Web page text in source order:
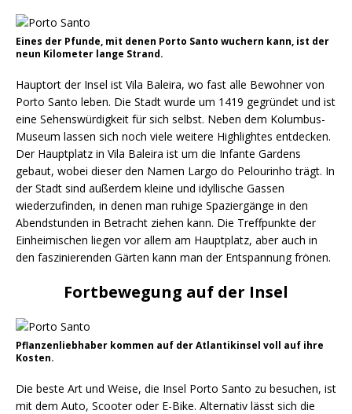
Eines der Pfunde, mit denen Porto Santo wuchern kann, ist der
neun Kilometer lange Strand.
Hauptort der Insel ist Vila Baleira, wo fast alle Bewohner von
Porto Santo leben. Die Stadt wurde um 1419 gegründet und ist
eine Sehenswürdigkeit für sich selbst. Neben dem Kolumbus-
Museum lassen sich noch viele weitere Highlightes entdecken.
Der Hauptplatz in Vila Baleira ist um die Infante Gardens
gebaut, wobei dieser den Namen Largo do Pelourinho trägt. In
der Stadt sind außerdem kleine und idyllische Gassen
wiederzufinden, in denen man ruhige Spaziergänge in den
Abendstunden in Betracht ziehen kann. Die Treffpunkte der
Einheimischen liegen vor allem am Hauptplatz, aber auch in
den faszinierenden Gärten kann man der Entspannung frönen.
Fortbewegung auf der Insel
Pflanzenliebhaber kommen auf der Atlantikinsel voll auf ihre
Kosten.
Die beste Art und Weise, die Insel Porto Santo zu besuchen, ist
mit dem Auto, Scooter oder E-Bike. Alternativ lässt sich die